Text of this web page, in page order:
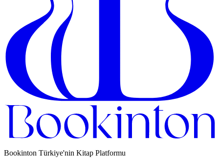
Bookinton Türkiye'nin Kitap Platformu